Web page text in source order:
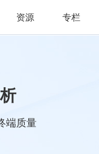
资源 专栏
端质量